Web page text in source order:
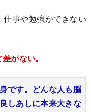
事や勉強ができない
がない。
です。どんな人も脳
しあしに本来大きな